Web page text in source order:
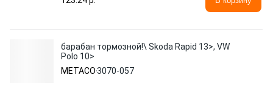
барабан тормозной!\ Skoda Rapid 13>, VW
Polo 10>
METACO3070-057